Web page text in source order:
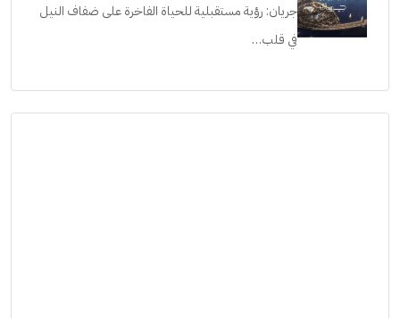
جريان: رؤية مستقبلية للحياة الفاخرة على ضفاف النيل
في قلب…